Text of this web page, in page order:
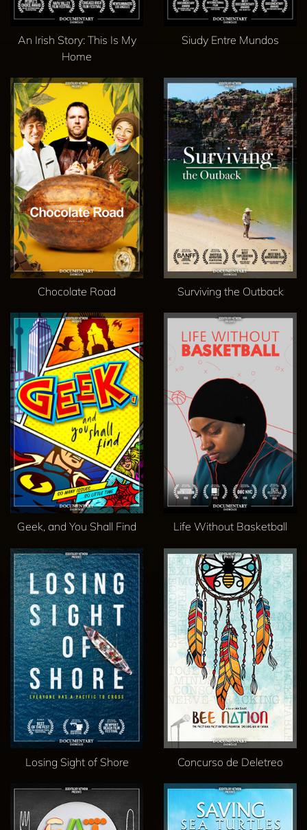
An Irish Story: This Is My
Home
Siudy Entre Mundos
Chocolate Road Surviving the Outback
Geek, and You Shall Find Life Without Basketball
Losing Sight of Shore Concurso de Deletreo